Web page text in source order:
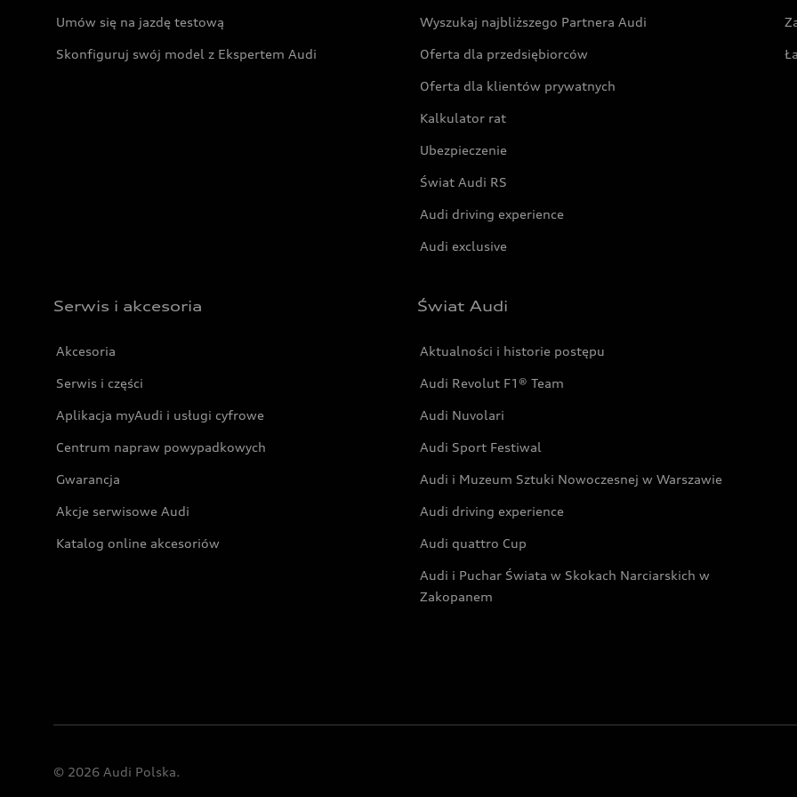
Umów się na jazdę testową
Skonfiguruj swój model z Ekspertem Audi
Wyszukaj najbliższego Partnera Audi
Oferta dla przedsiębiorców
Oferta dla klientów prywatnych
Kalkulator rat
Ubezpieczenie
Świat Audi RS
Audi driving experience
Audi exclusive
Serwis i akcesoria
Akcesoria
Serwis i części
Aplikacja myAudi i usługi cyfrowe
Centrum napraw powypadkowych
Gwarancja
Akcje serwisowe Audi
Katalog online akcesoriów
Świat Audi
Aktualności i historie postępu
Audi Revolut F1® Team
Audi Nuvolari
Audi Sport Festiwal
Audi i Muzeum Sztuki Nowoczesnej w Warszawie
Audi driving experience
Audi quattro Cup
Audi i Puchar Świata w Skokach Narciarskich w
Zakopanem
© 2026 Audi Polska.